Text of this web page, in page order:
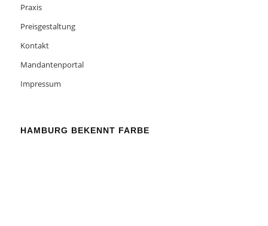
Praxis
Preisgestaltung
Kontakt
Mandantenportal
Impressum
HAMBURG BEKENNT FARBE